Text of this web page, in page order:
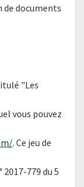
de documents
"Les
vous pouvez
. Ce jeu de
779 du 5